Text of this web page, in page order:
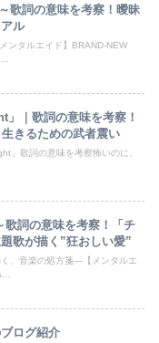
歌詞の意味を考察！曖昧
ル
ンタルエイド】BRAND-NEW
」｜歌詞の意味を考察！
きるための武者震い
」歌詞の意味を考察怖いのに、
歌詞の意味を考察！「チ
歌が描く”狂おしい愛”
、音楽の処方箋―【メンタルエ
ログ紹介